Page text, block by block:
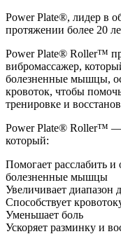
Power Plate®, лидер в
протяжении более 20
Power Plate® Roller™
вибромассажер,
болезненные мышцы,
кровоток, чтобы
тренировке и
Power Plate® Roller™ —
который:
Помогает расслабить
болезненные мышцы
Увеличивает диапазон
Способствует
Уменьшает боль
Ускоряет разминку и